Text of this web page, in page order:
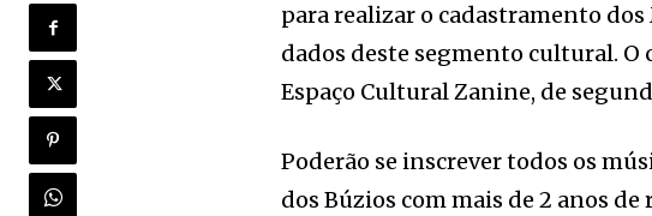
para realizar o cadastramento dos
dados deste segmento cultural.
Espaço Cultural Zanine, de
Poderão se inscrever todos os
dos Búzios com mais de 2 anos